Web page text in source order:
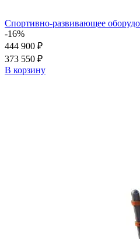
Спортивно-развивающее
-16%
444 900 ₽
373 550 ₽
В корзину